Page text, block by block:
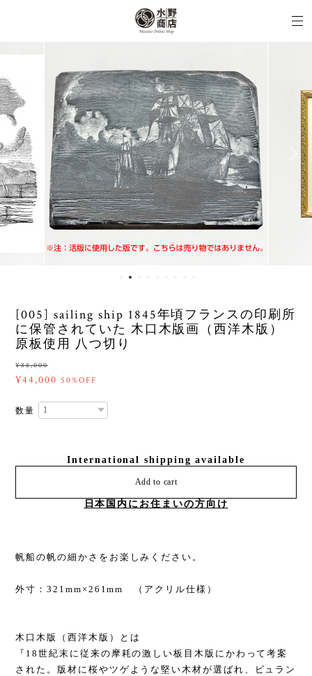
[005] sailing ship 1845年頃フランスの印刷所
に保管されていた 木口木版画（西洋木版）
原板使用 八つ切り
¥88,000
¥44,000 50%OFF
数量
International shipping available
Add to cart
日本国内にお住まいの方向け
帆船の帆の細かさをお楽しみください。
外寸：321mm×261mm （アクリル仕様）
木口木版（西洋木版）とは
『18世紀末に従来の摩耗の激しい板目木版にかわって考案
された。版材に桜やツゲような堅い木材が選ばれ、ビュラン